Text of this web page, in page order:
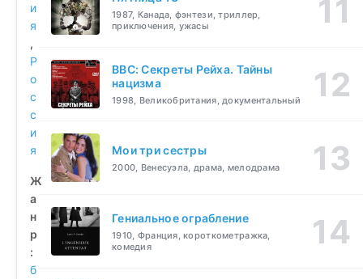
и
я
,
Р
о
с
с
и
я
Ж
а
н
р
:
б
1987, Канада, фэнтези, триллер,
приключения, ужасы
BBC: Секреты Рейха. Тайны
нацизма
1998, Великобритания, документальный
Мои три сестры
2000, Венесуэла, драма, мелодрама
Гениальное ограбление
1910, Франция, короткометражка,
комедия